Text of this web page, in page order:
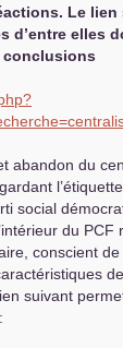
Le
d’entre elles
conclusions
abandon du
social
du PCF
conscient
suivant